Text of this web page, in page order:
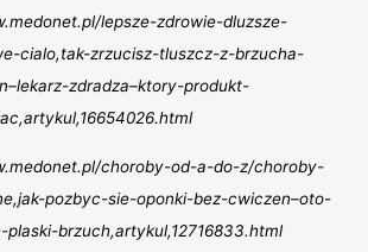
lepsze-zdrowie-dluzsze-
cialo,tak-zrzucisz-tluszcz-z-brzucha-
zdradza–ktory-produkt-
choroby-od-a-do-z/choroby-
pozbyc-sie-oponki-bez-cwiczen–oto-
plaski-brzuch,artykul,12716833.html